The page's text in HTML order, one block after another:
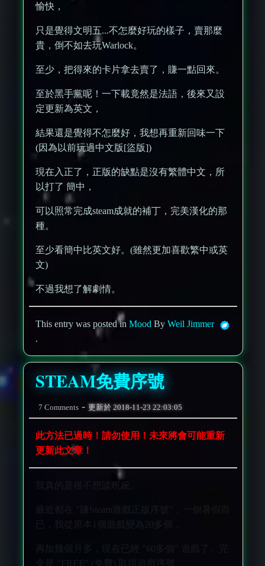
愉快，
只是覺得文明五...不怎麼好玩的樣子，賣那麼
貴，倒不如去玩Warlock。
至少，把得來的卡片拿去賣了，賺一點回來。
至於黑手黨呢！一下載竟然是法語，後來又設
定更新為英文，
結果還是覺得不怎麼好，我想再重新回味一下
(因為以前玩過中文版[盜版])
現在入正了，正版的缺點是沒有繁體中文，所
以打了 簡中，
可以照常完成steam成就的補丁，完美漢化的那
種。
至少看簡中比英文好。(雖然更加喜歡繁中或英
文)
不過我想了解劇情。
This entry was posted inMood ByWeil Jimmer
.
STEAM免費序號
7 Comments -更新於2018-11-23 22:03:05
此方法已過時！請勿使用！未來將會可能重新
更新此文章！
我真的是很不想談現況。